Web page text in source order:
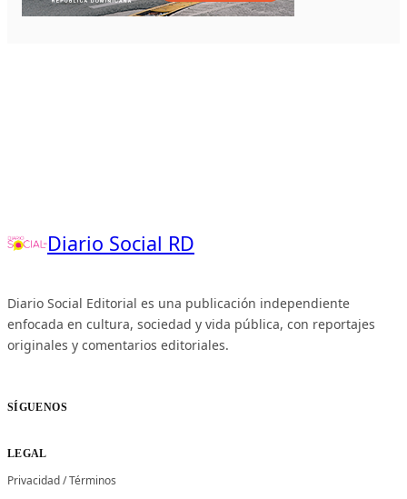
Diario Social RD
Diario Social Editorial es una publicación independiente
enfocada en cultura, sociedad y vida pública, con reportajes
originales y comentarios editoriales.
SÍGUENOS
LEGAL
Privacidad/Términos